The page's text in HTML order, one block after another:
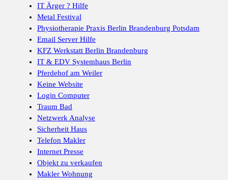
IT Ärger ? Hilfe
Metal Festival
Physiotherapie Praxis Berlin Brandenburg Potsdam
Email Server Hilfe
KFZ Werkstatt Berlin Brandenburg
IT & EDV Systemhaus Berlin
Pferdehof am Weiler
Keine Website
Login Computer
Traum Bad
Netzwerk Analyse
Sicherheit Haus
Telefon Makler
Internet Presse
Objekt zu verkaufen
Makler Wohnung